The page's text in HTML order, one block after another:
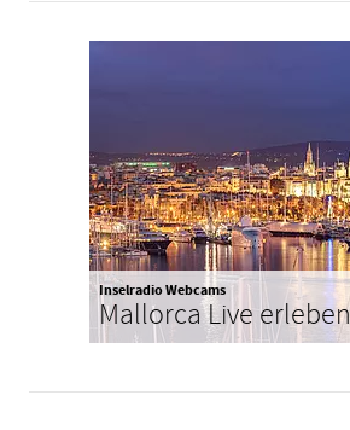
Inselradio Webcams
Mallorca Live erleben